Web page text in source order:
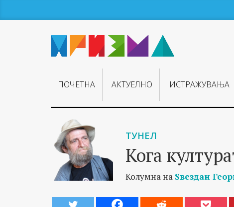
ПОЧЕТНА АКТУЕЛНО ИСТРАЖУВАЊA
ТУНЕЛ
Кога
Колумна на Ѕвездан